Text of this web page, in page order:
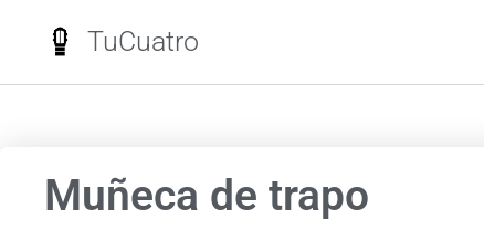
TuCuatro
Muñeca de trapo